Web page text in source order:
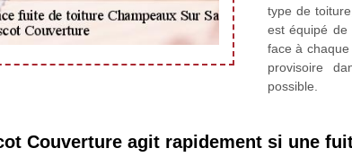
type de
est équipé de
face à
provisoire
possible.
Couverture agit rapidement si une